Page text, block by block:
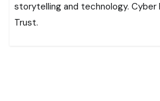
storytelling and technology. Cyber
Trust.